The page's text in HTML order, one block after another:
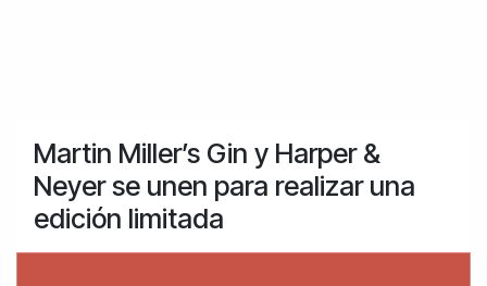
Martin Miller’s Gin y Harper &
Neyer se unen para realizar una
edición limitada